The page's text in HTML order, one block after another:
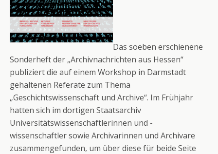
Das soeben erschienene
Sonderheft der „Archivnachrichten aus Hessen“
publiziert die auf einem Workshop in Darmstadt
gehaltenen Referate zum Thema
„Geschichtswissenschaft und Archive“. Im Frühjahr
hatten sich im dortigen Staatsarchiv
Universitätswissenschaftlerinnen und -
wissenschaftler sowie Archivarinnen und Archivare
zusammengefunden, um über diese für beide Seite